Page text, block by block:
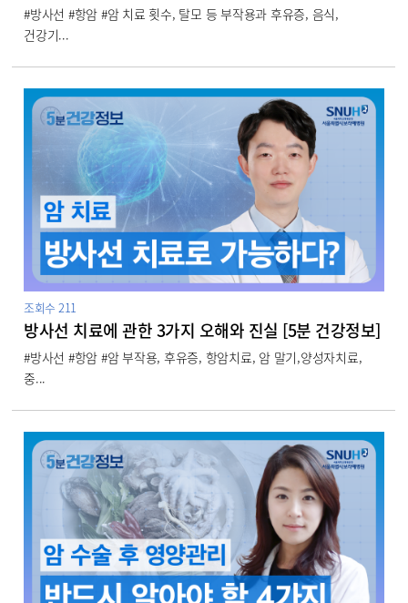
#방사선 #항암 #암 치료 횟수, 탈모 등 부작용과 후유증, 음식,
건강기...
조회수211
방사선 치료에 관한 3가지 오해와 진실 [5분 건강정보]
#방사선 #항암 #암 부작용, 후유증, 항암치료, 암 말기,양성자치료,
중...